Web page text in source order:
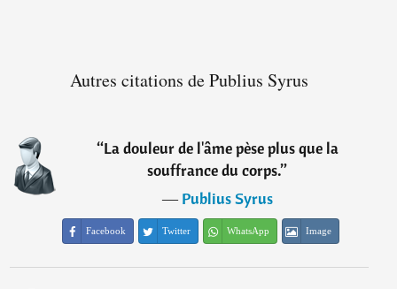
Autres citations de Publius Syrus
“La douleur de l'âme pèse plus que la
souffrance du corps.”
―Publius Syrus
Facebook Twitter WhatsApp Image